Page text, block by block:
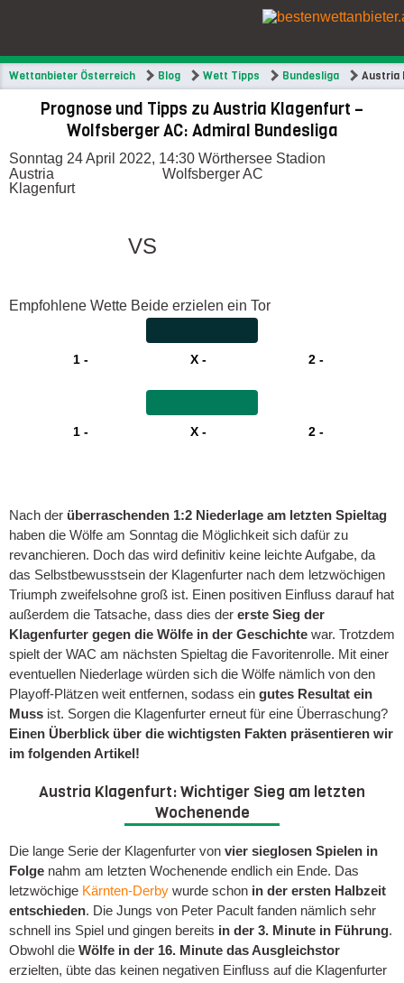
Wettanbieter Österreich Blog Wett Tipps Bundesliga Austria
Prognose und Tipps zu Austria Klagenfurt –
Wolfsberger AC: Admiral Bundesliga
Sonntag 24 April 2022, 14:30 Wörthersee Stadion
Austria
Klagenfurt
VS
Wolfsberger AC
Empfohlene Wette Beide erzielen ein Tor
1 - X - 2 -
1 - X - 2 -
Nach der überraschenden 1:2 Niederlage am letzten Spieltag
haben die Wölfe am Sonntag die Möglichkeit sich dafür zu
revanchieren. Doch das wird definitiv keine leichte Aufgabe, da
das Selbstbewusstsein der Klagenfurter nach dem letzwöchigen
Triumph zweifelsohne groß ist. Einen positiven Einfluss darauf hat
außerdem die Tatsache, dass dies der erste Sieg der
Klagenfurter gegen die Wölfe in der Geschichte war. Trotzdem
spielt der WAC am nächsten Spieltag die Favoritenrolle. Mit einer
eventuellen Niederlage würden sich die Wölfe nämlich von den
Playoff-Plätzen weit entfernen, sodass ein gutes Resultat ein
Muss ist. Sorgen die Klagenfurter erneut für eine Überraschung?
Einen Überblick über die wichtigsten Fakten präsentieren wir
im folgenden Artikel!
Austria Klagenfurt: Wichtiger Sieg am letzten
Wochenende
Die lange Serie der Klagenfurter von vier sieglosen Spielen in
Folge nahm am letzten Wochenende endlich ein Ende. Das
letzwöchige Kärnten-Derby wurde schon in der ersten Halbzeit
entschieden. Die Jungs von Peter Pacult fanden nämlich sehr
schnell ins Spiel und gingen bereits in der 3. Minute in Führung.
Obwohl die Wölfe in der 16. Minute das Ausgleichstor
erzielten, übte das keinen negativen Einfluss auf die Klagenfurter